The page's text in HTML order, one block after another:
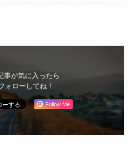
事が気に入ったら
ォローしてね！
Follow Me